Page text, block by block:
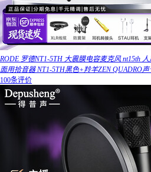
RODE 罗德NT1-5TH 大震膜电容麦克风 nt15th
面用拾音器 NT1-5TH黑色+羚羊ZEN QUADRO声
100条评价